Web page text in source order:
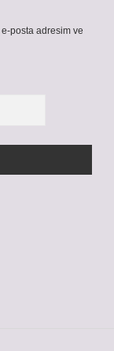
e-posta adresim ve